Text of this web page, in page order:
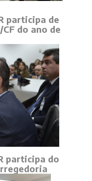
participa de
do ano de
participa do